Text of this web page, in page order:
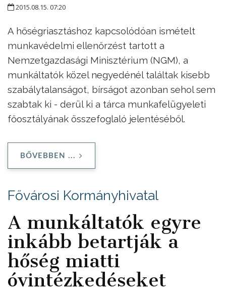
2015.08.15. 07:20
A hőségriasztáshoz kapcsolódóan ismételt
munkavédelmi ellenőrzést tartott a
Nemzetgazdasági Minisztérium (NGM), a
munkáltatók közel negyedénél találtak kisebb
szabálytalanságot, bírságot azonban sehol sem
szabtak ki - derül ki a tárca munkafelügyeleti
főosztályának összefoglaló jelentéséből.
BŐVEBBEN ...
Fővárosi Kormányhivatal
A munkáltatók egyre
inkább betartják a
hőség miatti
óvintézkedéseket